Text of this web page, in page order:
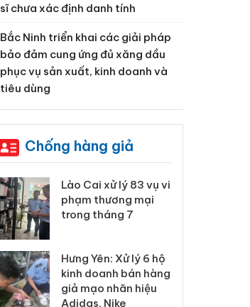
sĩ chưa xác định danh tính
Bắc Ninh triển khai các giải pháp
bảo đảm cung ứng đủ xăng dầu
phục vụ sản xuất, kinh doanh và
tiêu dùng
Chống hàng giả
Lào Cai xử lý 83 vụ vi
phạm thương mại
trong tháng 7
Hưng Yên: Xử lý 6 hộ
kinh doanh bán hàng
giả mạo nhãn hiệu
Adidas, Nike